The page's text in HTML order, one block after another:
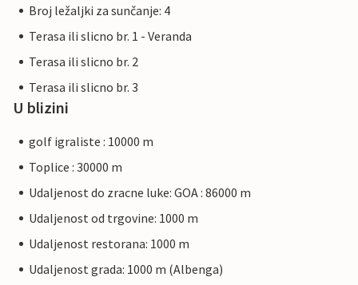
Broj ležaljki za sunčanje: 4
Terasa ili slicno br. 1 - Veranda
Terasa ili slicno br. 2
Terasa ili slicno br. 3
U blizini
golf igraliste : 10000 m
Toplice : 30000 m
Udaljenost do zracne luke: GOA : 86000 m
Udaljenost od trgovine: 1000 m
Udaljenost restorana: 1000 m
Udaljenost grada: 1000 m (Albenga)